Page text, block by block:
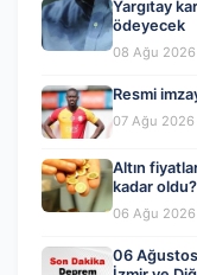
Yargıtay
ödeyecek
08 Ağu 2026
Resmi
07 Ağu 2026
Altın
kadar
altını alış
06 Ağu 2026
06